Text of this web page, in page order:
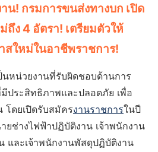
น! กรมการขนส่งทางบก เปิด
ง 4 อัตรา! เตรียมตัวให้
สใหม่ในอาชีพราชการ!
นหน่วยงานที่รับผิดชอบด้านการ
ประสิทธิภาพและปลอดภัย เพื่อ
โดยเปิดรับสมัครงานราชการในปี
ยช่างไฟฟ้าปฏิบัติงาน เจ้าพนักงาน
และเจ้าพนักงานพัสดุปฏิบัติงาน